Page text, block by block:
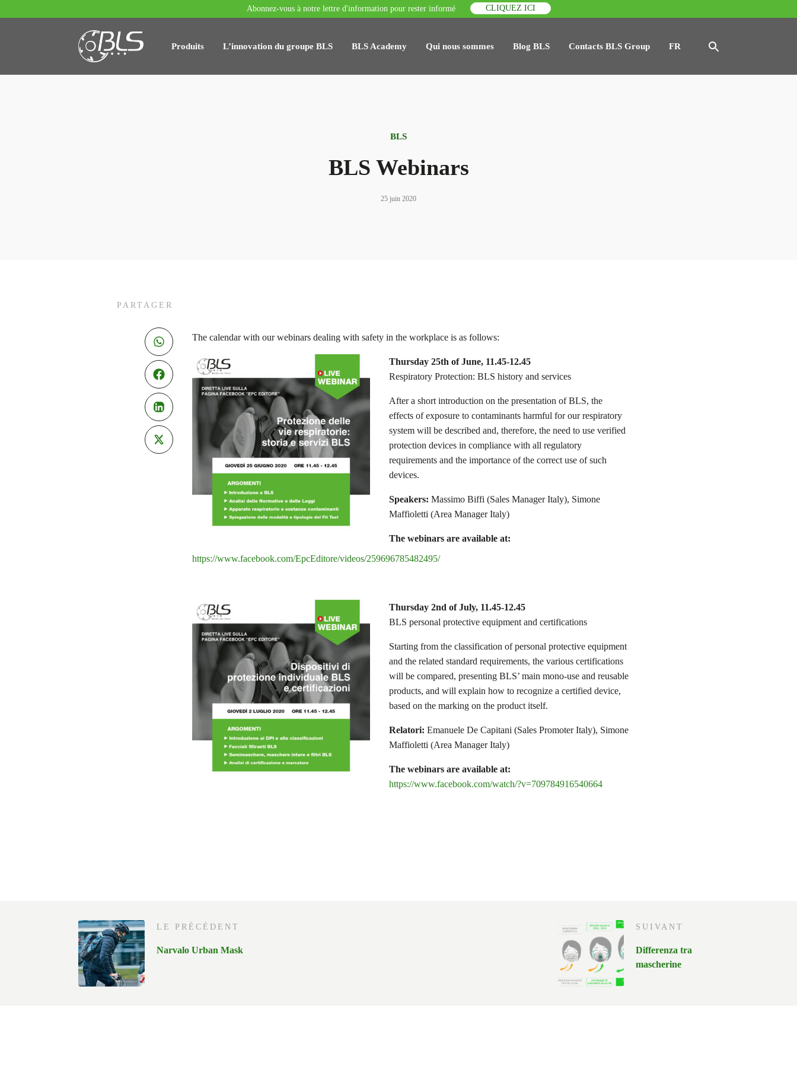
Abonnez-vous à notre lettre d'information pour rester informé CLIQUEZ ICI
Produits L’innovation du groupe BLS BLS Academy Qui nous sommes Blog BLS Contacts BLS Group FR
BLS
BLS Webinars
25 juin 2020
PARTAGER
The calendar with our webinars dealing with safety in the workplace is as follows:
Thursday 25th of June, 11.45-12.45
Respiratory Protection: BLS history and services
After a short introduction on the presentation of BLS, the
effects of exposure to contaminants harmful for our respiratory
system will be described and, therefore, the need to use verified
protection devices in compliance with all regulatory
requirements and the importance of the correct use of such
devices.
Speakers: Massimo Biffi (Sales Manager Italy), Simone
Maffioletti (Area Manager Italy)
The webinars are available at:
https://www.facebook.com/EpcEditore/videos/259696785482495/
Thursday 2nd of July, 11.45-12.45
BLS personal protective equipment and certifications
Starting from the classification of personal protective equipment
and the related standard requirements, the various certifications
will be compared, presenting BLS’ main mono-use and reusable
products, and will explain how to recognize a certified device,
based on the marking on the product itself.
Relatori: Emanuele De Capitani (Sales Promoter Italy), Simone
Maffioletti (Area Manager Italy)
The webinars are available at:
https://www.facebook.com/watch/?v=709784916540664
LE PRÉCÉDENT
Narvalo Urban Mask
SUIVANT
Differenza tra
mascherine